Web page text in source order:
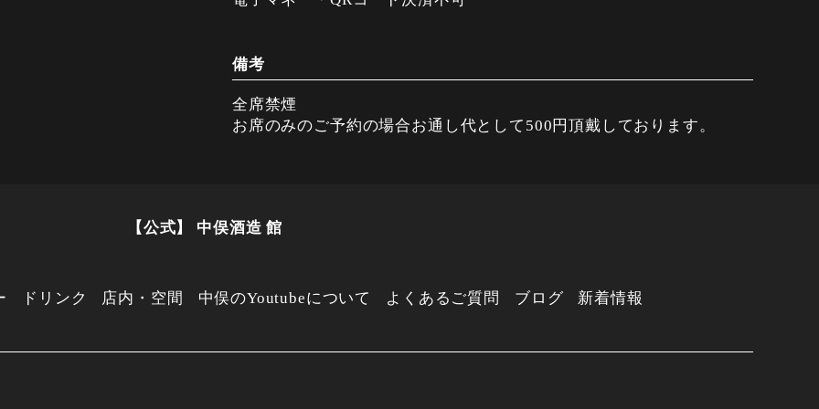
備考
全席禁煙
お席のみのご予約の場合お通し代として500円頂戴しております。
【公式】 中俣酒造 館
ドリンク 店内・空間 中俣のYoutubeについて よくあるご質問 ブログ 新着情報